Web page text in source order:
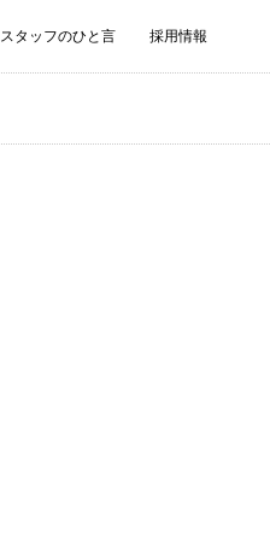
スタッフのひと言 採用情報